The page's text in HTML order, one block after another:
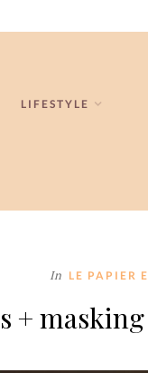
LIFESTYLE
In LE PAPIER
+